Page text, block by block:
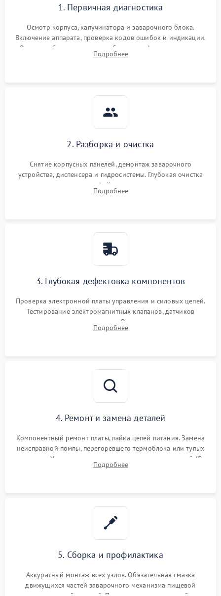
1. Первичная диагностика
Осмотр корпуса, капучинатора и заварочного блока.
Включение аппарата, проверка кодов ошибок и индикации.
Оценка работы помпы, термоблока и кофемолки на слух.
Измерение температуры и давления воды для выявления
Подробнее
2. Разборка и очистка
Снятие корпусных панелей, демонтаж заварочного
устройства, диспенсера и гидросистемы. Глубокая очистка
внутренних узлов от кофейных масел, жмыха и накипи.
Промывка дренажных каналов и фильтров с использованием
Подробнее
3. Глубокая дефектовка компонентов
Проверка электронной платы управления и силовых цепей.
Тестирование электромагнитных клапанов, датчиков
температуры и расходомера. Оценка степени износа
жерновов кофемолки, уплотнительных колец гидросистемы
Подробнее
4. Ремонт и замена деталей
Компонентный ремонт платы, пайка цепей питания. Замена
неисправной помпы, перегоревшего термоблока или тупых
жерновов. Установка новых силиконовых уплотнителей (O-
ring) и тефлоновых трубок для надежного устранения
Подробнее
5. Сборка и профилактика
Аккуратный монтаж всех узлов. Обязательная смазка
движущихся частей заварочного механизма пищевой